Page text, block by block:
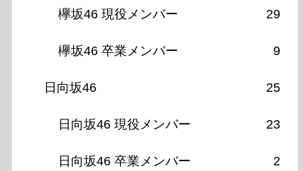
欅坂46 現役メンバー 29
欅坂46 卒業メンバー 9
日向坂46 25
日向坂46 現役メンバー 23
日向坂46 卒業メンバー 2